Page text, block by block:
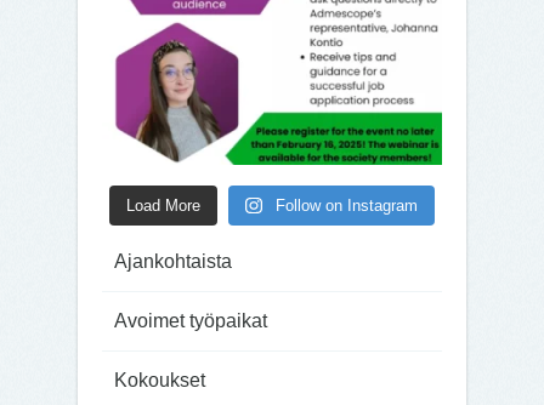
Load More Follow on Instagram
Ajankohtaista
Avoimet työpaikat
Kokoukset